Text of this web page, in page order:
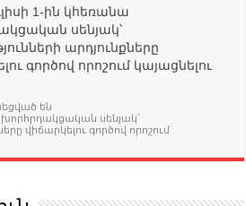
1-ին կհեռանա
սենյակ՝
արդյունքները
գործով որոշում կայացնելու
են
խորհրդակցական սենյակ՝
վիճարկելու գործով որոշում